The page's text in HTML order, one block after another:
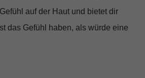
auf der Haut und bietet dir
das Gefühl haben, als würde eine